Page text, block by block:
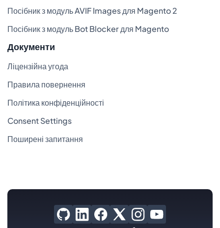
Посібник з модуль AVIF Images для Magento 2
Посібник з модуль Bot Blocker для Magento
Документи
Ліцензійна угода
Правила повернення
Політика конфіденційності
Consent Settings
Поширені запитання